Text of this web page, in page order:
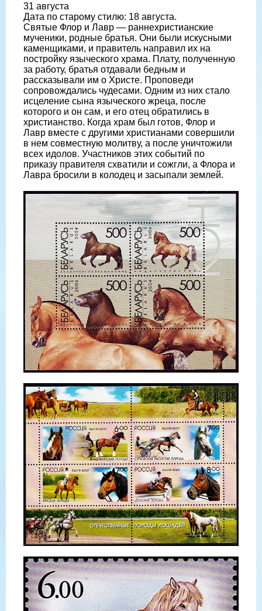
31 августа
Дата по старому стилю: 18 августа.
Святые Флор и Лавр — раннехристианские
мученики, родные братья. Они были искусными
каменщиками, и правитель направил их на
постройку языческого храма. Плату, полученную
за работу, братья отдавали бедным и
рассказывали им о Христе. Проповеди
сопровождались чудесами. Одним из них стало
исцеление сына языческого жреца, после
которого и он сам, и его отец обратились в
христианство. Когда храм был готов, Флор и
Лавр вместе с другими христианами совершили
в нем совместную молитву, а после уничтожили
всех идолов. Участников этих событий по
приказу правителя схватили и сожгли, а Флора и
Лавра бросили в колодец и засыпали землей.